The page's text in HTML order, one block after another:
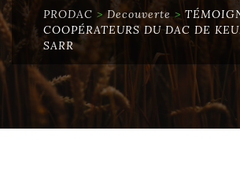
PRODAC >Decouverte>
COOPÉRATEURS DU DAC DE
SARR